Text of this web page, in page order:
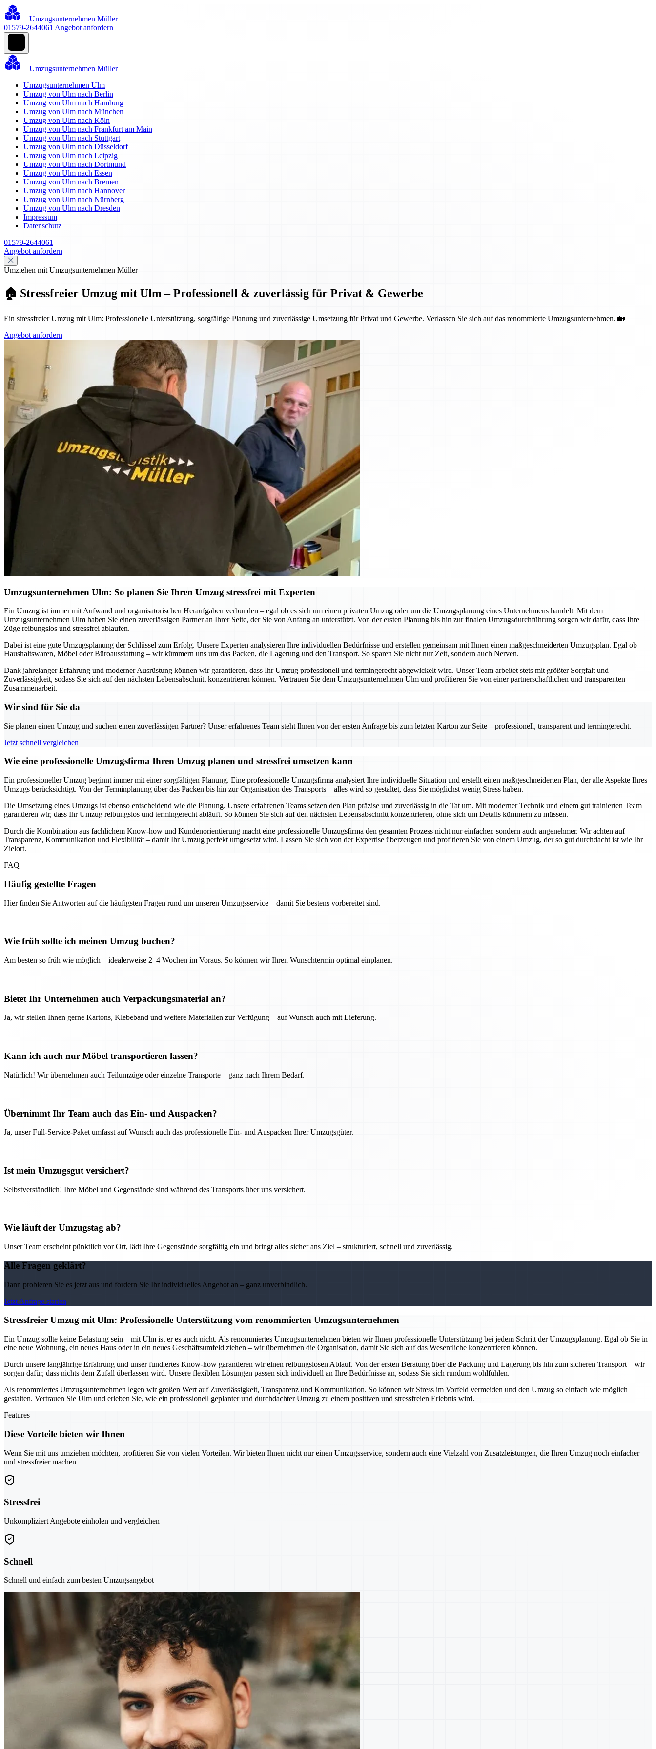
Umzugsunternehmen Müller
01579-2644061 Angebot anfordern
Umzugsunternehmen Müller
Umzugsunternehmen Ulm
Umzug von Ulm nach Berlin
Umzug von Ulm nach Hamburg
Umzug von Ulm nach München
Umzug von Ulm nach Köln
Umzug von Ulm nach Frankfurt am Main
Umzug von Ulm nach Stuttgart
Umzug von Ulm nach Düsseldorf
Umzug von Ulm nach Leipzig
Umzug von Ulm nach Dortmund
Umzug von Ulm nach Essen
Umzug von Ulm nach Bremen
Umzug von Ulm nach Hannover
Umzug von Ulm nach Nürnberg
Umzug von Ulm nach Dresden
Impressum
Datenschutz
01579-2644061
Angebot anfordern
Umziehen mit Umzugsunternehmen Müller
🏠 Stressfreier Umzug mit Ulm – Professionell & zuverlässig für Privat & Gewerbe
Ein stressfreier Umzug mit Ulm: Professionelle Unterstützung, sorgfältige Planung und zuverlässige Umsetzung für Privat und Gewerbe. Verlassen Sie sich auf das renommierte Umzugsunternehmen. 🏡
Angebot anfordern
Umzugsunternehmen Ulm: So planen Sie Ihren Umzug stressfrei mit Experten
Ein Umzug ist immer mit Aufwand und organisatorischen Heraufgaben verbunden – egal ob es sich um einen privaten Umzug oder um die Umzugsplanung eines Unternehmens handelt. Mit dem
Umzugsunternehmen Ulm haben Sie einen zuverlässigen Partner an Ihrer Seite, der Sie von Anfang an unterstützt. Von der ersten Planung bis hin zur finalen Umzugsdurchführung sorgen wir dafür, dass Ihre
Züge reibungslos und stressfrei ablaufen.
Dabei ist eine gute Umzugsplanung der Schlüssel zum Erfolg. Unsere Experten analysieren Ihre individuellen Bedürfnisse und erstellen gemeinsam mit Ihnen einen maßgeschneiderten Umzugsplan. Egal ob
Haushaltswaren, Möbel oder Büroausstattung – wir kümmern uns um das Packen, die Lagerung und den Transport. So sparen Sie nicht nur Zeit, sondern auch Nerven.
Dank jahrelanger Erfahrung und moderner Ausrüstung können wir garantieren, dass Ihr Umzug professionell und termingerecht abgewickelt wird. Unser Team arbeitet stets mit größter Sorgfalt und
Zuverlässigkeit, sodass Sie sich auf den nächsten Lebensabschnitt konzentrieren können. Vertrauen Sie dem Umzugsunternehmen Ulm und profitieren Sie von einer partnerschaftlichen und transparenten
Zusammenarbeit.
Wir sind für Sie da
Sie planen einen Umzug und suchen einen zuverlässigen Partner? Unser erfahrenes Team steht Ihnen von der ersten Anfrage bis zum letzten Karton zur Seite – professionell, transparent und termingerecht.
Jetzt schnell vergleichen
Wie eine professionelle Umzugsfirma Ihren Umzug planen und stressfrei umsetzen kann
Ein professioneller Umzug beginnt immer mit einer sorgfältigen Planung. Eine professionelle Umzugsfirma analysiert Ihre individuelle Situation und erstellt einen maßgeschneiderten Plan, der alle Aspekte Ihres
Umzugs berücksichtigt. Von der Terminplanung über das Packen bis hin zur Organisation des Transports – alles wird so gestaltet, dass Sie möglichst wenig Stress haben.
Die Umsetzung eines Umzugs ist ebenso entscheidend wie die Planung. Unsere erfahrenen Teams setzen den Plan präzise und zuverlässig in die Tat um. Mit moderner Technik und einem gut trainierten Team
garantieren wir, dass Ihr Umzug reibungslos und termingerecht abläuft. So können Sie sich auf den nächsten Lebensabschnitt konzentrieren, ohne sich um Details kümmern zu müssen.
Durch die Kombination aus fachlichem Know-how und Kundenorientierung macht eine professionelle Umzugsfirma den gesamten Prozess nicht nur einfacher, sondern auch angenehmer. Wir achten auf
Transparenz, Kommunikation und Flexibilität – damit Ihr Umzug perfekt umgesetzt wird. Lassen Sie sich von der Expertise überzeugen und profitieren Sie von einem Umzug, der so gut durchdacht ist wie Ihr
Zielort.
FAQ
Häufig gestellte Fragen
Hier finden Sie Antworten auf die häufigsten Fragen rund um unseren Umzugsservice – damit Sie bestens vorbereitet sind.
Wie früh sollte ich meinen Umzug buchen?
Am besten so früh wie möglich – idealerweise 2–4 Wochen im Voraus. So können wir Ihren Wunschtermin optimal einplanen.
Bietet Ihr Unternehmen auch Verpackungsmaterial an?
Ja, wir stellen Ihnen gerne Kartons, Klebeband und weitere Materialien zur Verfügung – auf Wunsch auch mit Lieferung.
Kann ich auch nur Möbel transportieren lassen?
Natürlich! Wir übernehmen auch Teilumzüge oder einzelne Transporte – ganz nach Ihrem Bedarf.
Übernimmt Ihr Team auch das Ein- und Auspacken?
Ja, unser Full-Service-Paket umfasst auf Wunsch auch das professionelle Ein- und Auspacken Ihrer Umzugsgüter.
Ist mein Umzugsgut versichert?
Selbstverständlich! Ihre Möbel und Gegenstände sind während des Transports über uns versichert.
Wie läuft der Umzugstag ab?
Unser Team erscheint pünktlich vor Ort, lädt Ihre Gegenstände sorgfältig ein und bringt alles sicher ans Ziel – strukturiert, schnell und zuverlässig.
Alle Fragen geklärt?
Dann probieren Sie es jetzt aus und fordern Sie Ihr individuelles Angebot an – ganz unverbindlich.
Jetzt Anfrage starten
Stressfreier Umzug mit Ulm: Professionelle Unterstützung vom renommierten Umzugsunternehmen
Ein Umzug sollte keine Belastung sein – mit Ulm ist er es auch nicht. Als renommiertes Umzugsunternehmen bieten wir Ihnen professionelle Unterstützung bei jedem Schritt der Umzugsplanung. Egal ob Sie in
eine neue Wohnung, ein neues Haus oder in ein neues Geschäftsumfeld ziehen – wir übernehmen die Organisation, damit Sie sich auf das Wesentliche konzentrieren können.
Durch unsere langjährige Erfahrung und unser fundiertes Know-how garantieren wir einen reibungslosen Ablauf. Von der ersten Beratung über die Packung und Lagerung bis hin zum sicheren Transport – wir
sorgen dafür, dass nichts dem Zufall überlassen wird. Unsere flexiblen Lösungen passen sich individuell an Ihre Bedürfnisse an, sodass Sie sich rundum wohlfühlen.
Als renommiertes Umzugsunternehmen legen wir großen Wert auf Zuverlässigkeit, Transparenz und Kommunikation. So können wir Stress im Vorfeld vermeiden und den Umzug so einfach wie möglich
gestalten. Vertrauen Sie Ulm und erleben Sie, wie ein professionell geplanter und durchdachter Umzug zu einem positiven und stressfreien Erlebnis wird.
Features
Diese Vorteile bieten wir Ihnen
Wenn Sie mit uns umziehen möchten, profitieren Sie von vielen Vorteilen. Wir bieten Ihnen nicht nur einen Umzugsservice, sondern auch eine Vielzahl von Zusatzleistungen, die Ihren Umzug noch einfacher
und stressfreier machen.
Stressfrei
Unkompliziert Angebote einholen und vergleichen
Schnell
Schnell und einfach zum besten Umzugsangebot